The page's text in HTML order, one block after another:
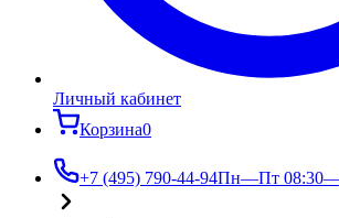
Личный кабинет
Корзина0
+7 (495) 790-44-94Пн—Пт